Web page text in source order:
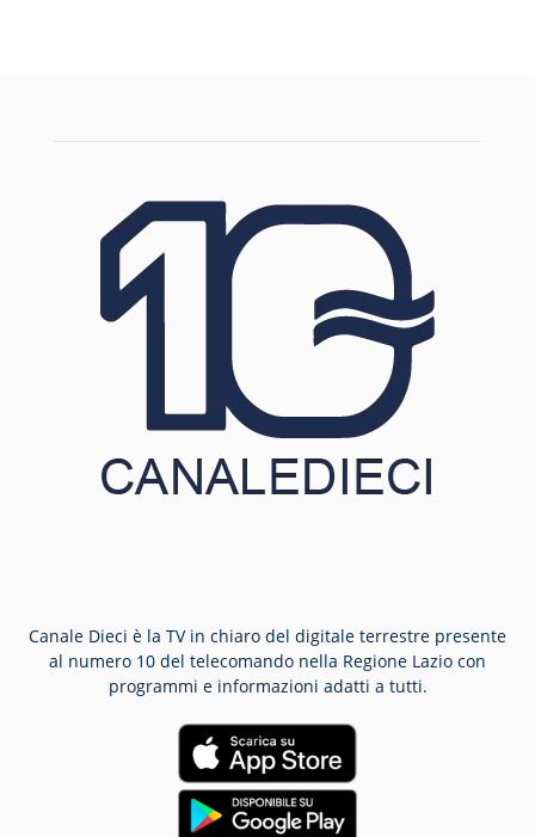
Canale Dieci è la TV in chiaro del digitale terrestre presente
al numero 10 del telecomando nella Regione Lazio con
programmi e informazioni adatti a tutti.